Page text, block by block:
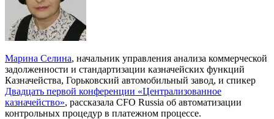
Марина Селина, начальник управления анализа коммерческой
задолженности и стандартизации казначейских функций
Казначейства, Горьковский автомобильный завод, и спикер
Двадцать первой конференции «Централизованное
казначейство», рассказала CFO Russia об автоматизации
контрольных процедур в платежном процессе.